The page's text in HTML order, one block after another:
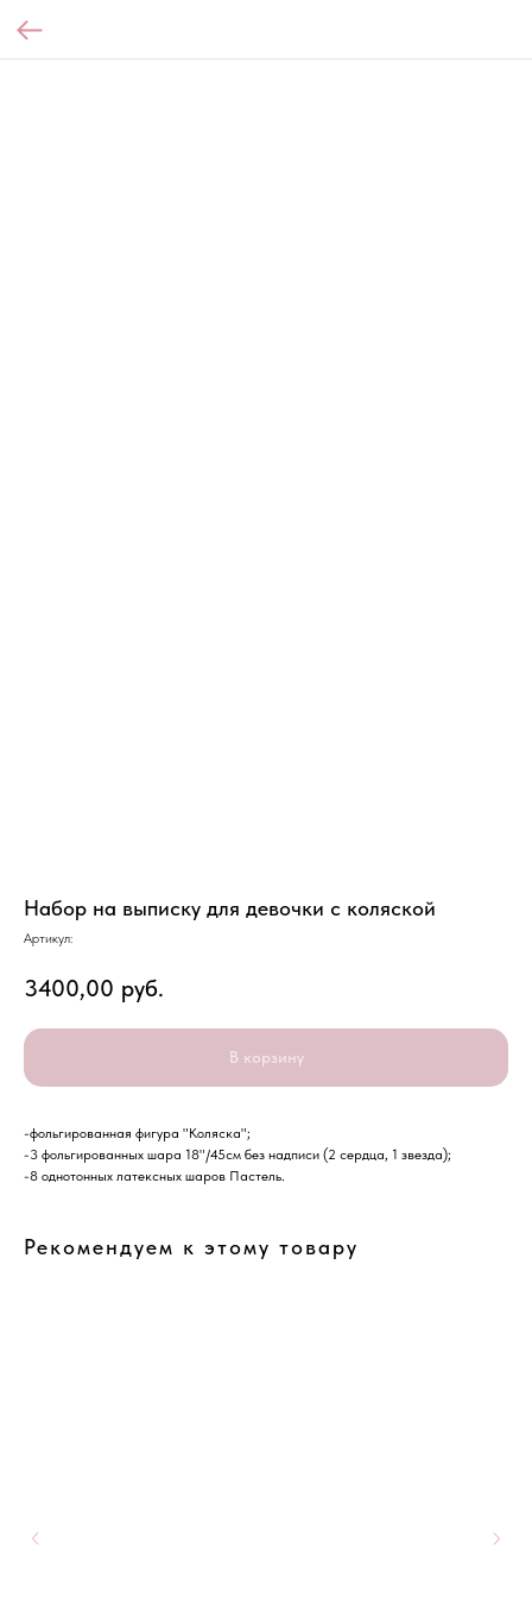
Набор на выписку для девочки с коляской
Артикул:
3400,00 руб.
В корзину
-фольгированная фигура "Коляска";
-3 фольгированных шара 18"/45см без надписи (2 сердца, 1 звезда);
-8 однотонных латексных шаров Пастель.
Рекомендуем к этому товару